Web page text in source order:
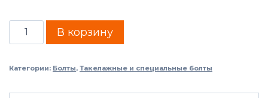
В корзину
Категории: Болты, Такелажные и специальные болты